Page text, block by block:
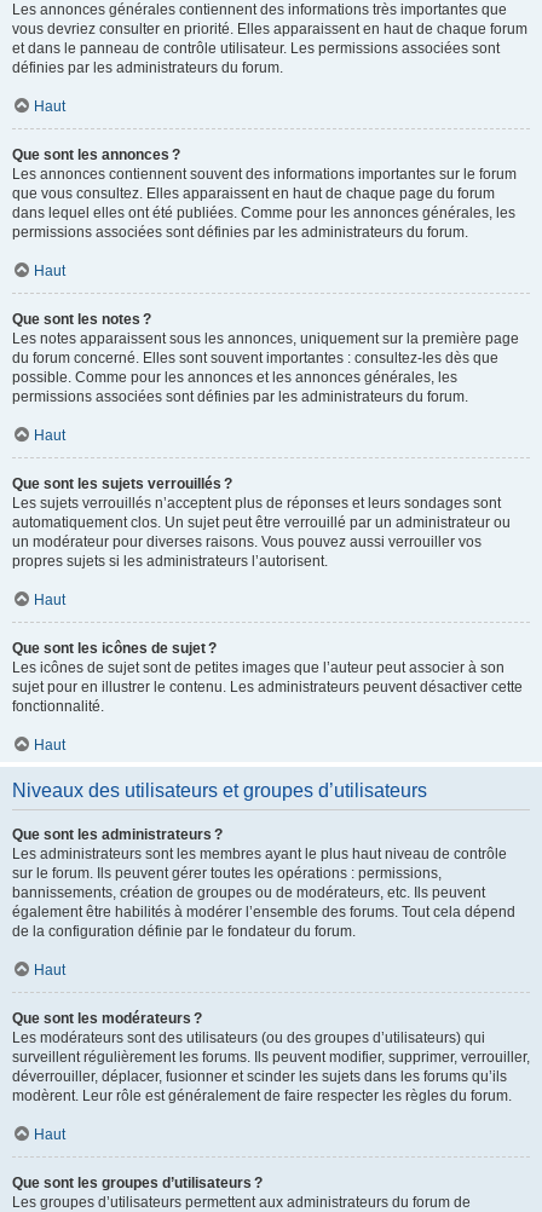
Les annonces générales contiennent des informations très importantes que
vous devriez consulter en priorité. Elles apparaissent en haut de chaque forum
et dans le panneau de contrôle utilisateur. Les permissions associées sont
définies par les administrateurs du forum.
Haut
Que sont les annonces ?
Les annonces contiennent souvent des informations importantes sur le forum
que vous consultez. Elles apparaissent en haut de chaque page du forum
dans lequel elles ont été publiées. Comme pour les annonces générales, les
permissions associées sont définies par les administrateurs du forum.
Haut
Que sont les notes ?
Les notes apparaissent sous les annonces, uniquement sur la première page
du forum concerné. Elles sont souvent importantes : consultez-les dès que
possible. Comme pour les annonces et les annonces générales, les
permissions associées sont définies par les administrateurs du forum.
Haut
Que sont les sujets verrouillés ?
Les sujets verrouillés n’acceptent plus de réponses et leurs sondages sont
automatiquement clos. Un sujet peut être verrouillé par un administrateur ou
un modérateur pour diverses raisons. Vous pouvez aussi verrouiller vos
propres sujets si les administrateurs l’autorisent.
Haut
Que sont les icônes de sujet ?
Les icônes de sujet sont de petites images que l’auteur peut associer à son
sujet pour en illustrer le contenu. Les administrateurs peuvent désactiver cette
fonctionnalité.
Haut
Niveaux des utilisateurs et groupes d’utilisateurs
Que sont les administrateurs ?
Les administrateurs sont les membres ayant le plus haut niveau de contrôle
sur le forum. Ils peuvent gérer toutes les opérations : permissions,
bannissements, création de groupes ou de modérateurs, etc. Ils peuvent
également être habilités à modérer l’ensemble des forums. Tout cela dépend
de la configuration définie par le fondateur du forum.
Haut
Que sont les modérateurs ?
Les modérateurs sont des utilisateurs (ou des groupes d’utilisateurs) qui
surveillent régulièrement les forums. Ils peuvent modifier, supprimer, verrouiller,
déverrouiller, déplacer, fusionner et scinder les sujets dans les forums qu’ils
modèrent. Leur rôle est généralement de faire respecter les règles du forum.
Haut
Que sont les groupes d’utilisateurs ?
Les groupes d’utilisateurs permettent aux administrateurs du forum de